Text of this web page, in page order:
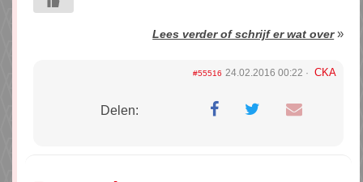
Lees verder of schrijf er wat over»
#55516 24.02.2016 00:22 CKA
Delen: